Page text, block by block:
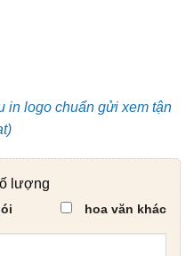
in logo chuẩn gửi xem tận
lượng
hoa văn khác